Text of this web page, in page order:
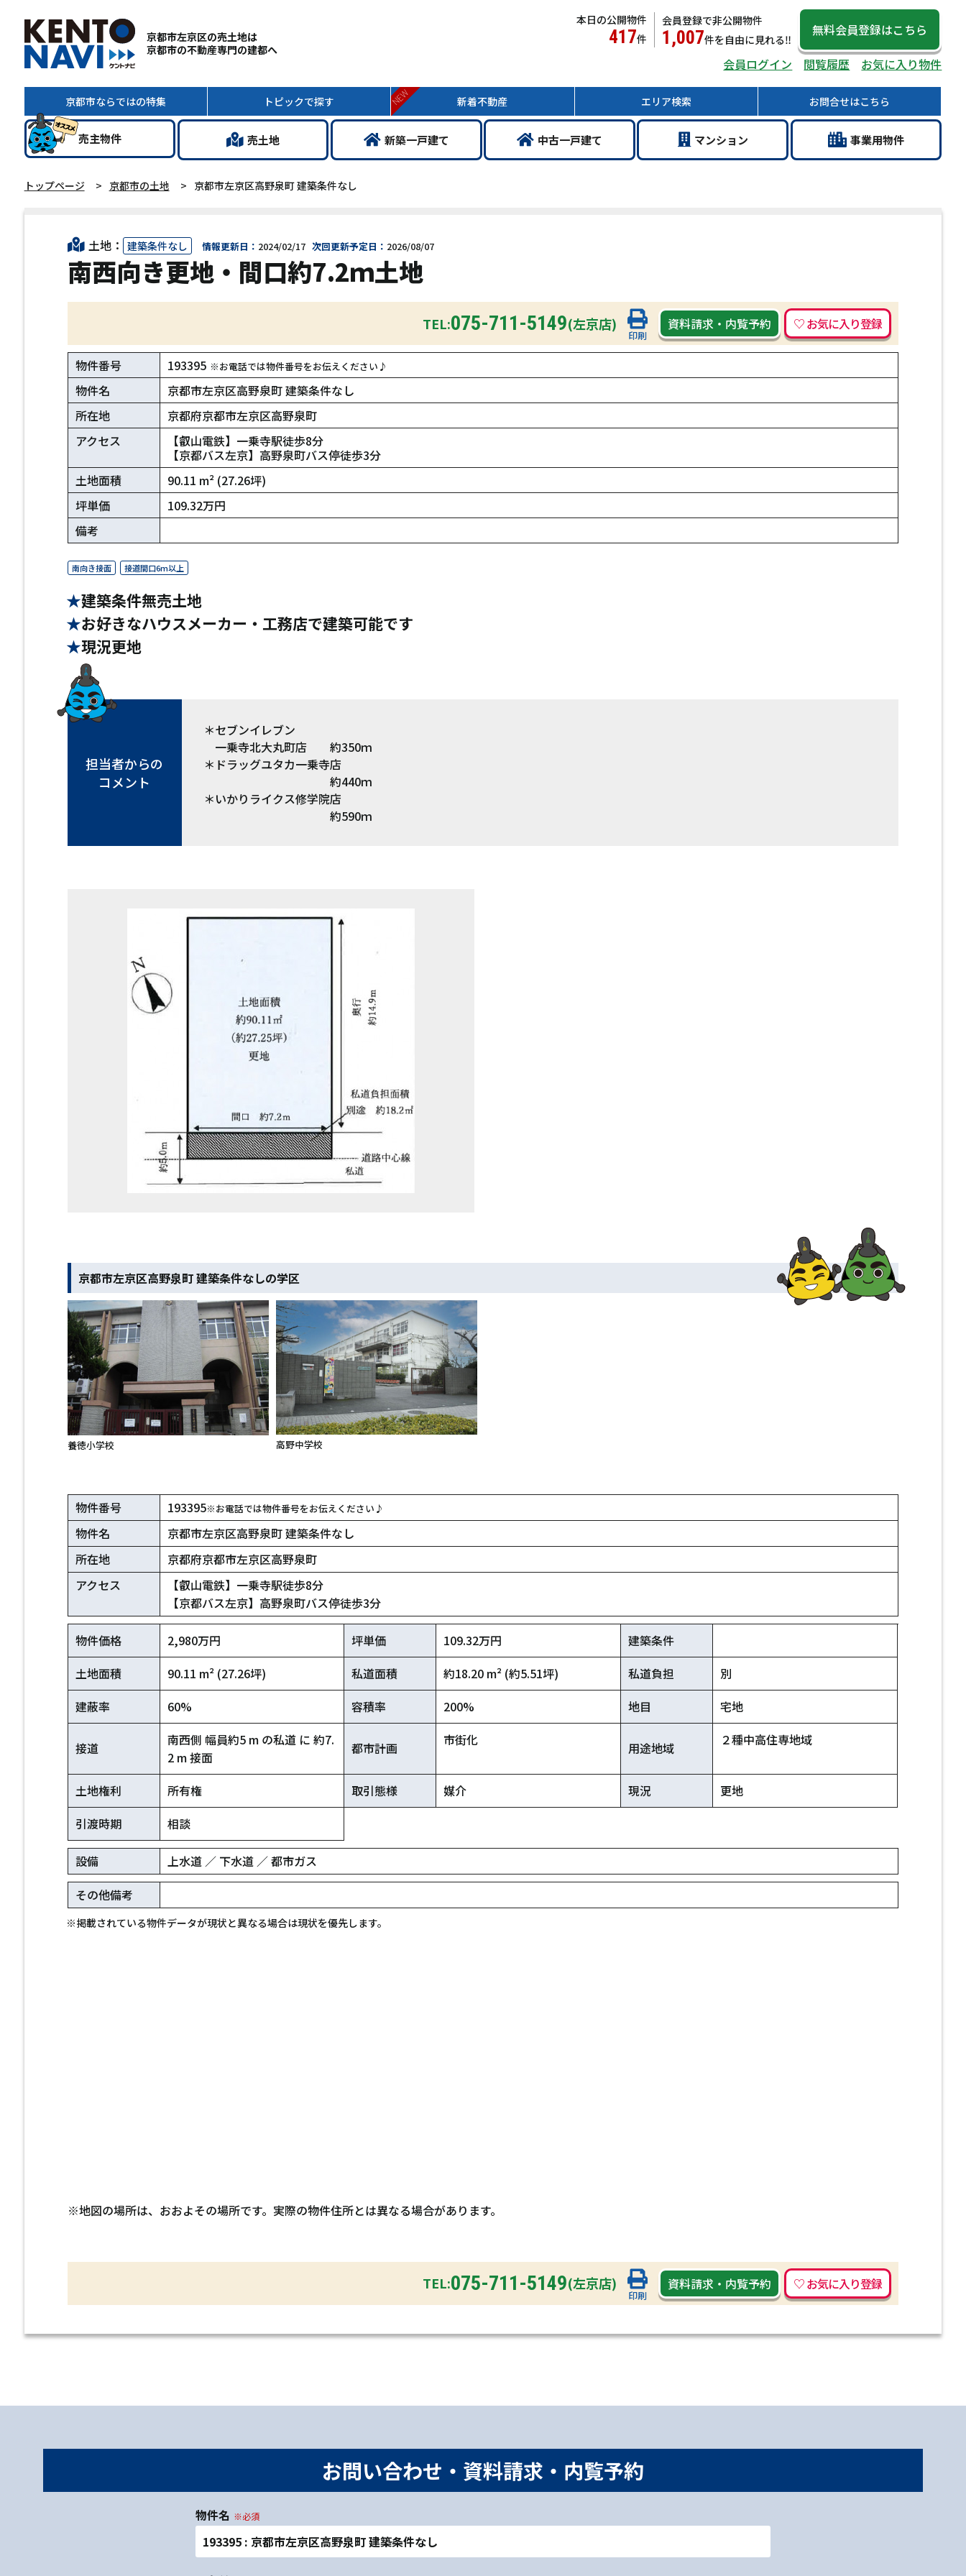
京都市左京区の売土地は
京都市の不動産専門の建都へ
本日の公開物件
417件
会員登録で非公開物件
1,007件を自由に見れる‼
無料会員登録はこちら
会員ログイン
閲覧履歴 お気に入り物件
京都市ならではの特集 トピックで探す 新着不動産
NEW エリア検索 お問合せはこちら
売主物件 売土地 新築一戸建て 中古一戸建て マンション 事業用物件
トップページ 京都市の土地 京都市左京区高野泉町 建築条件なし
土地： 建築条件なし 情報更新日： 2024/02/17 次回更新予定日： 2026/08/07
南西向き更地・間口約7.2ｍ土地
TEL:075-711-5149(左京店)
印刷
資料請求 ・ 内覧予約
物件番号 193395 ※お電話では物件番号をお伝えください♪
物件名
京都市左京区高野泉町 建築条件なし
所在地
京都府京都市左京区高野泉町
アクセス
【叡山電鉄】一乗寺駅徒歩8分
【京都バス左京】高野泉町バス停徒歩3分
土地面積
90.11 m² (27.26坪)
坪単価
109.32万円
備考
南向き接面 接道間口6m以上
建築条件無売土地
お好きなハウスメーカー・工務店で建築可能です
現況更地
担当者からの
コメント
＊セブンイレブン
一乗寺北大丸町店 約350ｍ
＊ドラッグユタカ一乗寺店
約440ｍ
＊いかりライクス修学院店
約590ｍ
京都市左京区高野泉町 建築条件なしの学区
養徳小学校 高野中学校
物件番号 193395※お電話では物件番号をお伝えください♪
物件名
京都市左京区高野泉町 建築条件なし
所在地
京都府京都市左京区高野泉町
アクセス
【叡山電鉄】一乗寺駅徒歩8分
【京都バス左京】高野泉町バス停徒歩3分
物件価格 2,980万円 坪単価 109.32万円
建築条件
土地面積
90.11 m² (27.26坪) 私道面積 約18.20 m² (約5.51坪) 私道負担
別
建蔽率
60% 容積率 200% 地目 宅地
接道
南西側 幅員約5 m の私道 に 約7.
2 m 接面
都市計画
市街化
用途地域
２種中高住専地域
土地権利 所有権 取引態様 媒介 現況
更地
引渡時期
相談
設備
上水道 ／ 下水道 ／ 都市ガス
その他備考
※掲載されている物件データが現状と異なる場合は現状を優先します。
※地図の場所は、おおよその場所です。実際の物件住所とは異なる場合があります。
TEL:075-711-5149(左京店)
印刷
資料請求 ・ 内覧予約
お問い合わせ・資料請求・内覧予約
物件名 ※必須
193395 : 京都市左京区高野泉町 建築条件なし